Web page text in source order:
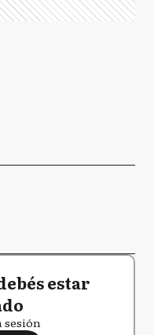
estar
sesión